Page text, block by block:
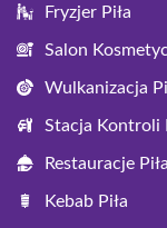
Fryzjer Piła
Salon
Wulkanizacja
Stacja Kontroli
Restauracje Piła
Kebab Piła